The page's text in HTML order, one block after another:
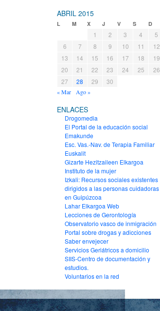
ABRIL 2015
L M X J V S D
1 2 3 4
5
6
7 8 9 10 11
12
13
14 15 16 17 18
19
20
21 22 23 24 25
26
27
28 29 30
« Mar Ago »
ENLACES
Drogomedia
El Portal de la educación social
Emakunde
Esc. Vas.-Nav. de Terapia Familiar
Euskalit
Gizarte Hezitzaileen Elkargoa
Instituto de la mujer
Izkali: Recursos sociales existentes
dirigidos a las personas cuidadoras
en Guipúzcoa
Lahar Elkargoa Web
Lecciones de Gerontología
Observatorio vasco de inmigración
Portal sobre drogas y adicciones
Saber envejecer
Servicios Geriátricos a domicilio
SIIS-Centro de documentación y
estudios.
Voluntarios en la red